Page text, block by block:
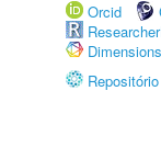
Orcid
Dimensions